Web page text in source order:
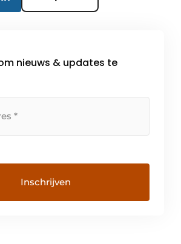
nieuws & updates te